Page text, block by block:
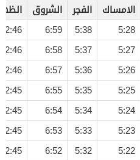
الامساك الفجر الشروق
5:28
5:38
6:59
12:46
5:27
5:37
6:58
12:46
5:26
5:36
6:57
12:46
5:25
5:35
6:55
12:45
5:24
5:34
6:54
12:45
5:23
5:33
6:53
12:45
5:22
5:32
6:52
12:45